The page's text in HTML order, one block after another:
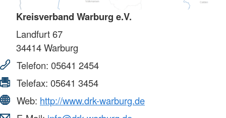
Kreisverband Warburg e.V.
Landfurt 67
34414Warburg
Telefon: 05641 2454
Telefax: 05641 3454
Web: http://www.drk-warburg.de